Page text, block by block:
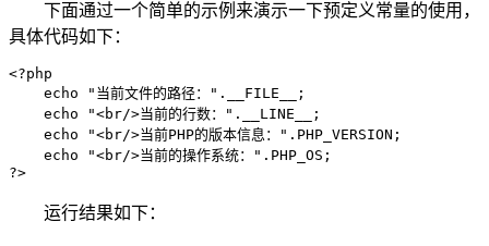
下面通过一个简单的示例来演示一下预定义常量的使用，
具体代码如下：
<?php
    echo "当前文件的路径：".__FILE__;
    echo "<br/>当前的行数：".__LINE__;
    echo "<br/>当前PHP的版本信息：".PHP_VERSION;
    echo "<br/>当前的操作系统：".PHP_OS;
?>
运行结果如下：